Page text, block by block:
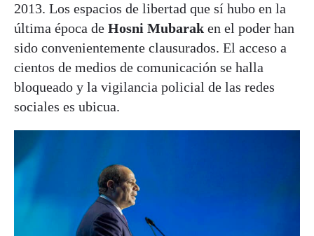
2013. Los espacios de libertad que sí hubo en la
última época de Hosni Mubarak en el poder han
sido convenientemente clausurados. El acceso a
cientos de medios de comunicación se halla
bloqueado y la vigilancia policial de las redes
sociales es ubicua.